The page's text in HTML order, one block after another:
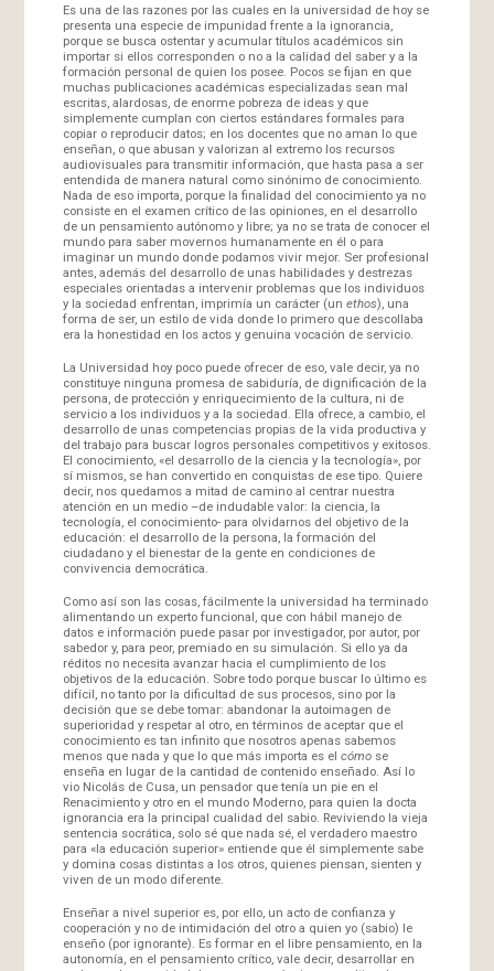
Es una de las razones por las cuales en la universidad de hoy se
presenta una especie de impunidad frente a la ignorancia,
porque se busca ostentar y acumular títulos académicos sin
importar si ellos corresponden o no a la calidad del saber y a la
formación personal de quien los posee. Pocos se fijan en que
muchas publicaciones académicas especializadas sean mal
escritas, alardosas, de enorme pobreza de ideas y que
simplemente cumplan con ciertos estándares formales para
copiar o reproducir datos; en los docentes que no aman lo que
enseñan, o que abusan y valorizan al extremo los recursos
audiovisuales para transmitir información, que hasta pasa a ser
entendida de manera natural como sinónimo de conocimiento.
Nada de eso importa, porque la finalidad del conocimiento ya no
consiste en el examen crítico de las opiniones, en el desarrollo
de un pensamiento autónomo y libre; ya no se trata de conocer el
mundo para saber movernos humanamente en él o para
imaginar un mundo donde podamos vivir mejor. Ser profesional
antes, además del desarrollo de unas habilidades y destrezas
especiales orientadas a intervenir problemas que los individuos
y la sociedad enfrentan, imprimía un carácter (un ethos), una
forma de ser, un estilo de vida donde lo primero que descollaba
era la honestidad en los actos y genuina vocación de servicio.
La Universidad hoy poco puede ofrecer de eso, vale decir, ya no
constituye ninguna promesa de sabiduría, de dignificación de la
persona, de protección y enriquecimiento de la cultura, ni de
servicio a los individuos y a la sociedad. Ella ofrece, a cambio, el
desarrollo de unas competencias propias de la vida productiva y
del trabajo para buscar logros personales competitivos y exitosos.
El conocimiento, «el desarrollo de la ciencia y la tecnología», por
sí mismos, se han convertido en conquistas de ese tipo. Quiere
decir, nos quedamos a mitad de camino al centrar nuestra
atención en un medio –de indudable valor: la ciencia, la
tecnología, el conocimiento- para olvidarnos del objetivo de la
educación: el desarrollo de la persona, la formación del
ciudadano y el bienestar de la gente en condiciones de
convivencia democrática.
Como así son las cosas, fácilmente la universidad ha terminado
alimentando un experto funcional, que con hábil manejo de
datos e información puede pasar por investigador, por autor, por
sabedor y, para peor, premiado en su simulación. Si ello ya da
réditos no necesita avanzar hacia el cumplimiento de los
objetivos de la educación. Sobre todo porque buscar lo último es
difícil, no tanto por la dificultad de sus procesos, sino por la
decisión que se debe tomar: abandonar la autoimagen de
superioridad y respetar al otro, en términos de aceptar que el
conocimiento es tan infinito que nosotros apenas sabemos
menos que nada y que lo que más importa es el cómose
enseña en lugar de la cantidad de contenido enseñado. Así lo
vio Nicolás de Cusa, un pensador que tenía un pie en el
Renacimiento y otro en el mundo Moderno, para quien la docta
ignorancia era la principal cualidad del sabio. Reviviendo la vieja
sentencia socrática, solo sé que nada sé, el verdadero maestro
para «la educación superior» entiende que él simplemente sabe
y domina cosas distintas a los otros, quienes piensan, sienten y
viven de un modo diferente.
Enseñar a nivel superior es, por ello, un acto de confianza y
cooperación y no de intimidación del otro a quien yo (sabio) le
enseño (por ignorante). Es formar en el libre pensamiento, en la
autonomía, en el pensamiento crítico, vale decir, desarrollar en